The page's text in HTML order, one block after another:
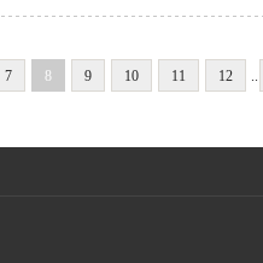
7 8 9 10 11 12 ..